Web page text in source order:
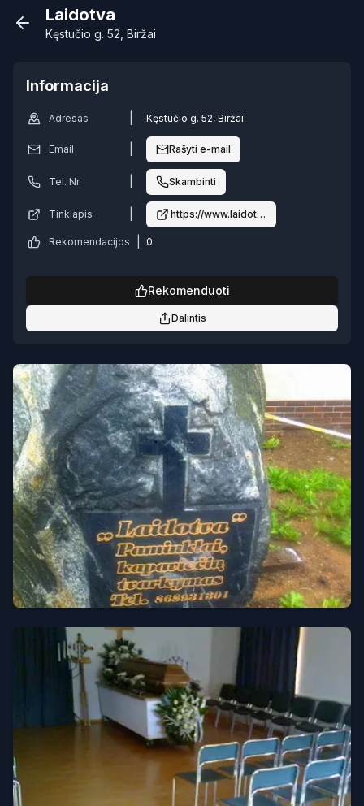
Laidotva
Kęstučio g. 52, Biržai
Informacija
Adresas Kęstučio g. 52, Biržai
Email Rašyti e-mail
Tel. Nr. Skambinti
Tinklapis https://www.laidotva.lt/
Rekomendacijos 0
Rekomenduoti
Dalintis